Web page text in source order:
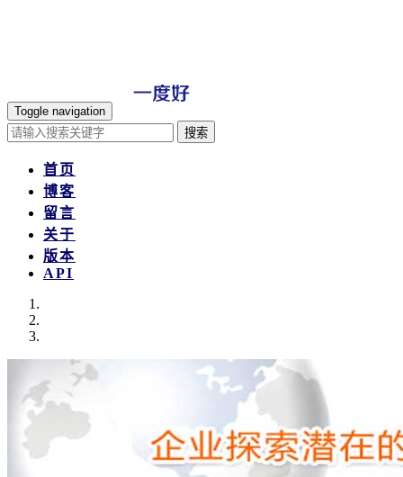
Toggle navigation
搜索
首页
博客
留言
关于
版本
API